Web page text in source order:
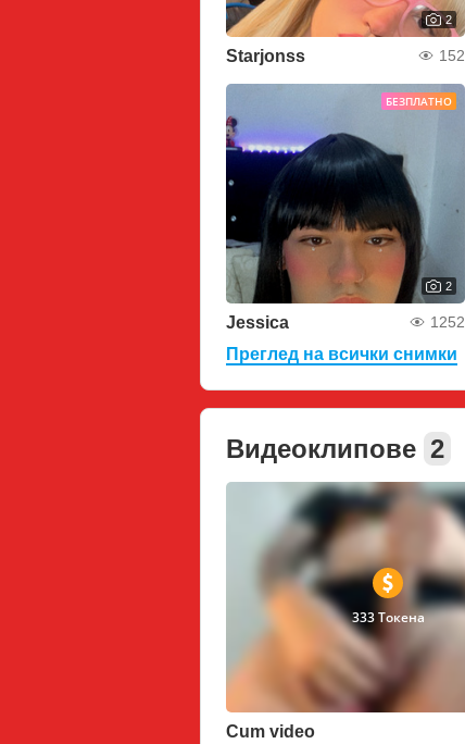
2
Starjonss 152
БЕЗПЛАТНО
2
Jessica 1252
Преглед на всички снимки
Видеоклипове 2
333 Токена
Cum video